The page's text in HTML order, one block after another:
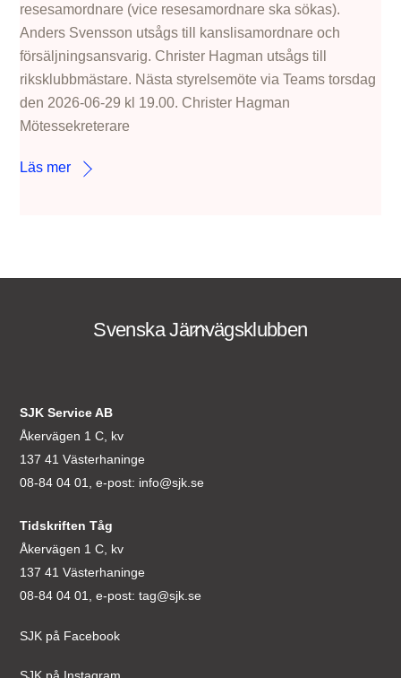
resesamordnare (vice resesamordnare ska sökas).
Anders Svensson utsågs till kanslisamordnare och
försäljningsansvarig. Christer Hagman utsågs till
riksklubbmästare. Nästa styrelsemöte via Teams torsdag
den 2026-06-29 kl 19.00. Christer Hagman
Mötessekreterare
Läs mer
Back
Svenska Järnvägsklubben
SJK Service AB
Åkervägen 1 C, kv
137 41 Västerhaninge
08-84 04 01, e-post: info@sjk.se
Tidskriften Tåg
Åkervägen 1 C, kv
137 41 Västerhaninge
08-84 04 01, e-post:tag@sjk.se
SJK på Facebook